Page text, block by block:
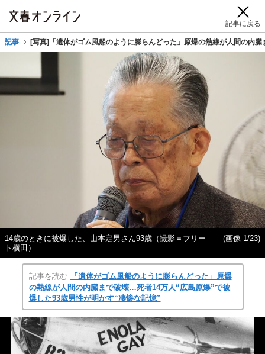
記事に戻る
記事 [写真]「遺体がゴム風船のように膨らんどった」原爆の熱線が人間の内
14歳のときに被爆した、山本定男さん93歳（撮影＝フリー
ト横田）
(画像 1/23)
記事を読む
「遺体がゴム風船のように膨らんどった」原爆
の熱線が人間の内臓まで破壊…死者14万人“広島原爆”で被
爆した93歳男性が明かす“凄惨な記憶”